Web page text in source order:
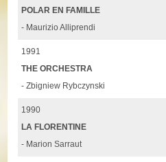
POLAR EN FAMILLE
- Maurizio Alliprendi
1991
THE ORCHESTRA
- Zbigniew Rybczynski
1990
LA FLORENTINE
- Marion Sarraut